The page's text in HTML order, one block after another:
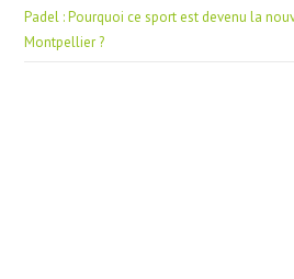
Padel : Pourquoi ce sport est devenu la
Montpellier ?